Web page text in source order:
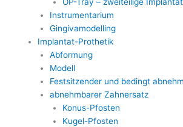
Instrumentarium
Gingivamodelling
Implantat-Prothetik
Abformung
Modell
Festsitzender und bedingt
abnehmbarer Zahnersatz
Konus-Pfosten
Kugel-Pfosten